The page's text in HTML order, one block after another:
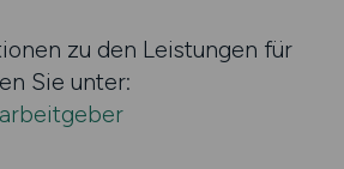
zu den Leistungen für
Sie unter: